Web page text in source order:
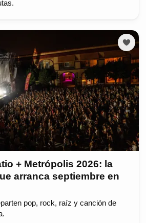
+ Metrópolis 2026: la
arranca septiembre en
pop, rock, raíz y canción de